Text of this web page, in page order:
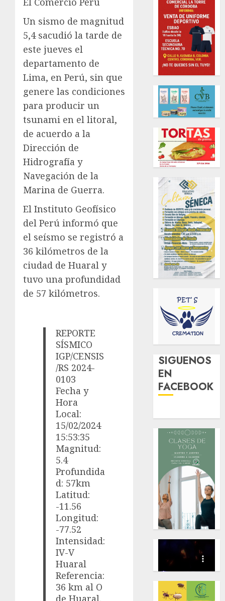
Un sismo de magnitud
5,4 sacudió la tarde de
este jueves el
departamento de
Lima, en Perú, sin que
genere las condiciones
para producir un
tsunami en el litoral,
de acuerdo a la
Dirección de
Hidrografía y
Navegación de la
Marina de Guerra.
El Instituto Geofísico
del Perú informó que
el seísmo se registró a
36 kilómetros de la
ciudad de Huaral y
tuvo una profundidad
de 57 kilómetros.
REPORTE
SÍSMICO
IGP/CENSIS
/RS 2024-
0103
Fecha y
Hora
Local:
15/02/2024
15:53:35
Magnitud:
5.4
Profundida
d: 57km
Latitud:
-11.56
Longitud:
-77.52
Intensidad:
IV-V
Huaral
Referencia:
36 km al O
de Huaral,
SIGUENOS
EN
FACEBOOK